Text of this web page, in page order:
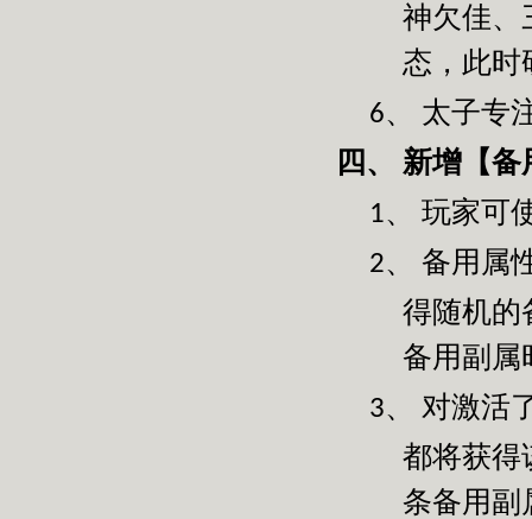
神欠佳、
态，此时
6、 太子专
四、 新增【备
1、 玩家可
2、
备用属
得随机的
备用副属
3、
对激活
都将获得
条备用副